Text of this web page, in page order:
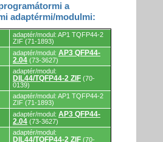
a
adaptérmi/modulmi:
adaptér/modul: AP1 TQFP44-2
ZIF (71-1893)
adaptér/modul: AP3 QFP44-
2.04 (73-3627)
adaptér/modul:
DIL44/TQFP44-2 ZIF (70-
0139)
adaptér/modul: AP1 TQFP44-2
ZIF (71-1893)
adaptér/modul: AP3 QFP44-
2.04 (73-3627)
adaptér/modul:
DIL44/TQFP44-2 ZIF (70-